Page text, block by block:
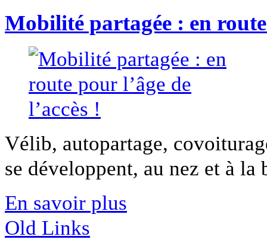
Mobilité partagée : en route
Vélib, autopartage,
se développent, au nez et à la
En savoir plus
Old Links